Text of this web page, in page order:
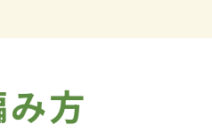
方